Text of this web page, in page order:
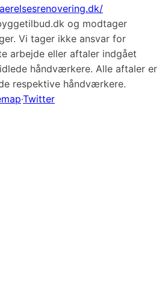
og modtager
Vi tager ikke ansvar for
arbejde eller aftaler indgået
håndværkere. Alle aftaler er
respektive håndværkere.
·Twitter